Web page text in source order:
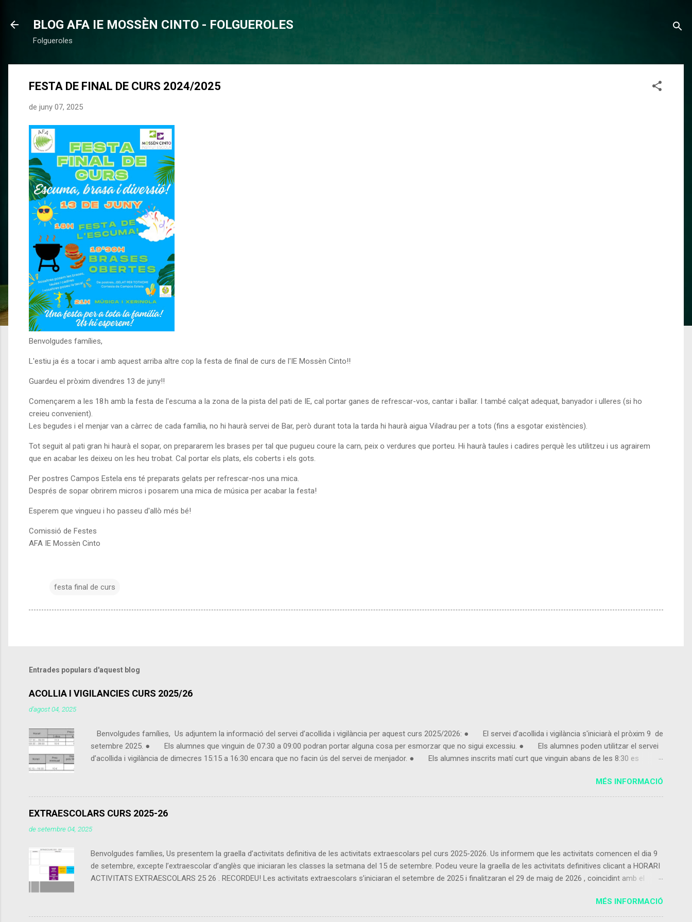
BLOG AFA IE MOSSÈN CINTO - FOLGUEROLES
Folgueroles
FESTA DE FINAL DE CURS 2024/2025
de juny 07, 2025
Benvolgudes famílies,
L'estiu ja és a tocar i amb aquest arriba altre cop la festa de final de curs de l'IE Mossèn Cinto!!
Guardeu el pròxim divendres 13 de juny!!
Començarem a les 18 h amb la festa de l'escuma a la zona de la pista del pati de IE, cal portar ganes de refrescar-vos, cantar i ballar. I també calçat adequat, banyador i ulleres (si ho
creieu convenient).
Les begudes i el menjar van a càrrec de cada família, no hi haurà servei de Bar, però durant tota la tarda hi haurà aigua Viladrau per a tots (fins a esgotar existències).
Tot seguit al pati gran hi haurà el sopar, on prepararem les brases per tal que pugueu coure la carn, peix o verdures que porteu. Hi haurà taules i cadires perquè les utilitzeu i us agrairem
que en acabar les deixeu on les heu trobat. Cal portar els plats, els coberts i els gots.
Per postres Campos Estela ens té preparats gelats per refrescar-nos una mica.
Després de sopar obrirem micros i posarem una mica de música per acabar la festa!
Esperem que vingueu i ho passeu d'allò més bé!
Comissió de Festes
AFA IE Mossèn Cinto
festa final de curs
Entrades populars d'aquest blog
ACOLLIA I VIGILANCIES CURS 2025/26
d’agost 04, 2025
Benvolgudes famílies, Us adjuntem la informació del servei d’acollida i vigilància per aquest curs 2025/2026: ● El servei d’acollida i vigilància s'iniciarà el pròxim 9 de
setembre 2025. ● Els alumnes que vinguin de 07:30 a 09:00 podran portar alguna cosa per esmorzar que no sigui excessiu. ● Els alumnes poden utilitzar el servei
d’acollida i vigilància de dimecres 15:15 a 16:30 encara que no facin ús del servei de menjador. ● Els alumnes inscrits matí curt que vinguin abans de les 8:30 es
MÉS INFORMACIÓ
EXTRAESCOLARS CURS 2025-26
de setembre 04, 2025
Benvolgudes famílies, Us presentem la graella d’activitats definitiva de les activitats extraescolars pel curs 2025-2026. Us informem que les activitats comencen el dia 9
de setembre, excepte l’extraescolar d’anglès que iniciaran les classes la setmana del 15 de setembre. Podeu veure la graella de les activitats definitives clicant a HORARI
ACTIVITATS EXTRAESCOLARS 25 26 . RECORDEU! Les activitats extraescolars s’iniciaran el setembre de 2025 i finalitzaran el 29 de maig de 2026 , coincidint amb el
l’empresa. A les activitats de tarda (Anglès els dimecres a les 16:15 h), l’alumnat pot portar un petit berenar. Només es podrà donar de baixa de l’activitat extraescolar al
final de cada trimestre (encara que les quotes siguin mensuals, caldrà pagar tot un trimestre sencer). Les extraescolars les cobrarà l’empresa que ofereix...
MÉS INFORMACIÓ